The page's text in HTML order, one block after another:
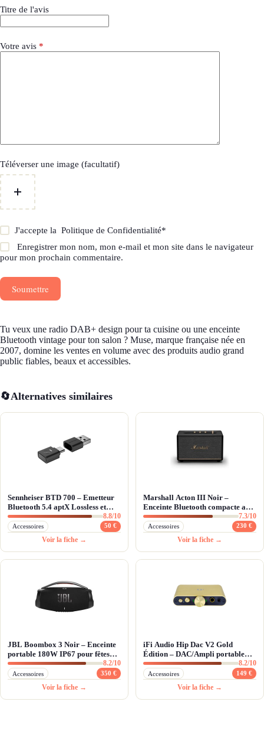
Titre de l'avis
Votre avis *
Téléverser une image (facultatif)
J'accepte laPolitique de Confidentialité*
Enregistrer mon nom, mon e-mail et mon site dans le navigateur
pour mon prochain commentaire.
Soumettre
Tu veux une radio DAB+ design pour ta cuisine ou une enceinte
Bluetooth vintage pour ton salon ? Muse, marque française née en
2007, domine les ventes en volume avec des produits audio grand
public fiables, beaux et accessibles.
🔄Alternatives similaires
Sennheiser BTD 700 – Emetteur
Bluetooth 5.4 aptX Lossless et
Auracast
8.8/10
Accessoires 50 €
Voir la fiche →
Marshall Acton III Noir –
Enceinte Bluetooth compacte au
son rock vintage
7.3/10
Accessoires 230 €
Voir la fiche →
JBL Boombox 3 Noir – Enceinte
portable 180W IP67 pour fêtes
outdoor
8.2/10
Accessoires 350 €
Voir la fiche →
iFi Audio Hip Dac V2 Gold
Édition – DAC/Ampli portable
MQA & DSD256
8.2/10
Accessoires 149 €
Voir la fiche →